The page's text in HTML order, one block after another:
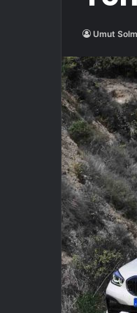
Umut